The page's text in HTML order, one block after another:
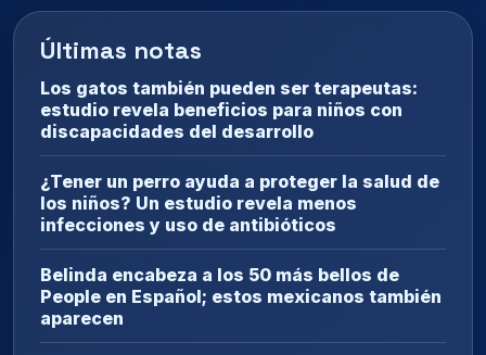
Últimas notas
Los gatos también pueden ser terapeutas:
estudio revela beneficios para niños con
discapacidades del desarrollo
¿Tener un perro ayuda a proteger la salud de
los niños? Un estudio revela menos
infecciones y uso de antibióticos
Belinda encabeza a los 50 más bellos de
People en Español; estos mexicanos también
aparecen